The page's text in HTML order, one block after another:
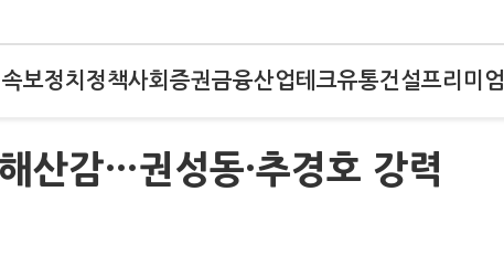
속보정치 정책사회 증권금융산업테크유통건설프리미엄
산감…권성동·추경호 강력